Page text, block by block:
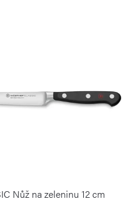
Nůž na zeleninu 12 cm